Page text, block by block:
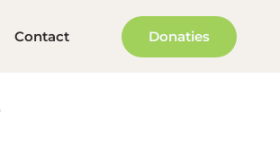
Contact Donaties